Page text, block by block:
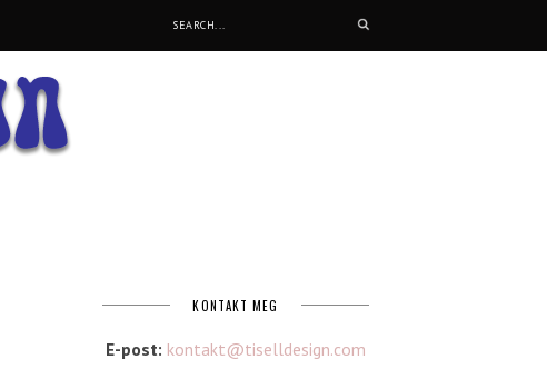
KONTAKT MEG
E-post: kontakt@tiselldesign.com